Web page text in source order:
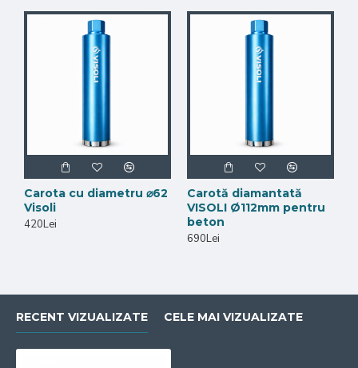
Carota cu diametru ⌀62
Visoli
420Lei
Carotă diamantată
VISOLI Ø112mm pentru
beton
690Lei
RECENT VIZUALIZATE CELE MAI VIZUALIZATE